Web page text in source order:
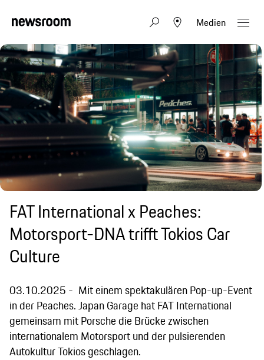
Medien
FAT International x Peaches:
Motorsport-DNA trifft Tokios Car
Culture
03.10.2025
Mit einem spektakulären Pop-up-Event
in der Peaches. Japan Garage hat FAT International
gemeinsam mit Porsche die Brücke zwischen
internationalem Motorsport und der pulsierenden
Autokultur Tokios geschlagen.